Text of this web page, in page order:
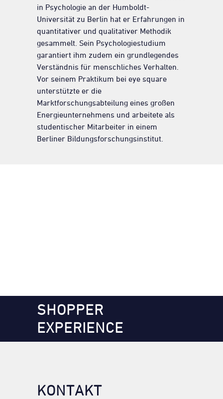
in Psychologie an der Humboldt-
Universität zu Berlin hat er Erfahrungen in
quantitativer und qualitativer Methodik
gesammelt. Sein Psychologiestudium
garantiert ihm zudem ein grundlegendes
Verständnis für menschliches Verhalten.
Vor seinem Praktikum bei eye square
unterstützte er die
Marktforschungsabteilung eines großen
Energieunternehmens und arbeitete als
studentischer Mitarbeiter in einem
Berliner Bildungsforschungsinstitut.
SHOPPER
EXPERIENCE
KONTAKT